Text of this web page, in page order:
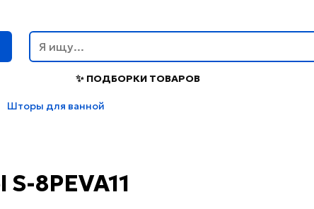
✨ ПОДБОРКИ ТОВАРОВ
Шторы для ванной
8PEVA11